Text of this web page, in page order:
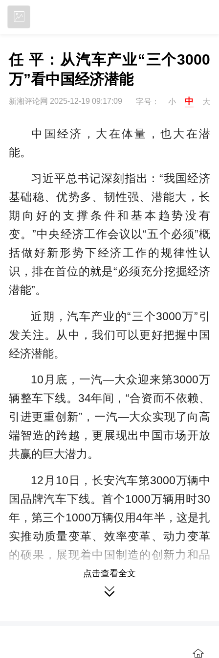
任 平：从汽车产业“三个3000
万”看中国经济潜能
新湘评论网 2025-12-19 09:17:09 字号： 小 中 大
中国经济，大在体量，也大在潜
能。
习近平总书记深刻指出：“我国经济
基础稳、优势多、韧性强、潜能大，长
期向好的支撑条件和基本趋势没有
变。”中央经济工作会议以“五个必须”概
括做好新形势下经济工作的规律性认
识，排在首位的就是“必须充分挖掘经济
潜能”。
近期，汽车产业的“三个3000万”引
发关注。从中，我们可以更好把握中国
经济潜能。
10月底，一汽—大众迎来第3000万
辆整车下线。34年间，“合资而不依赖、
引进更重创新”，一汽—大众实现了向高
端智造的跨越，更展现出中国市场开放
共赢的巨大潜力。
12月10日，长安汽车第3000万辆中
国品牌汽车下线。首个1000万辆用时30
年，第三个1000万辆仅用4年半，这是扎
实推动质量变革、效率变革、动力变革
的硕果，展现着中国制造的创新力和品
12月11日，中国汽车工业协会发布
全球首位，到新能源汽车新车销量占比
点击查看全文
